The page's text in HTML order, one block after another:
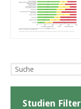
Studien Filter